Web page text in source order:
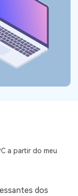
e dados do
WhatsApp
a partir do meu
dos